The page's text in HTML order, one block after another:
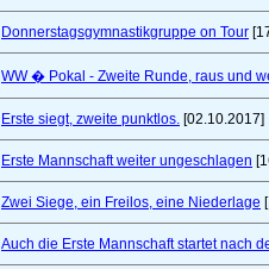
Donnerstagsgymnastikgruppe on Tour
WW � Pokal - Zweite Runde, raus und
Erste siegt, zweite punktlos. [02.10.2017]
Erste Mannschaft weiter ungeschlagen
Zwei Siege, ein Freilos, eine Niederlage
Auch die Erste Mannschaft startet nach